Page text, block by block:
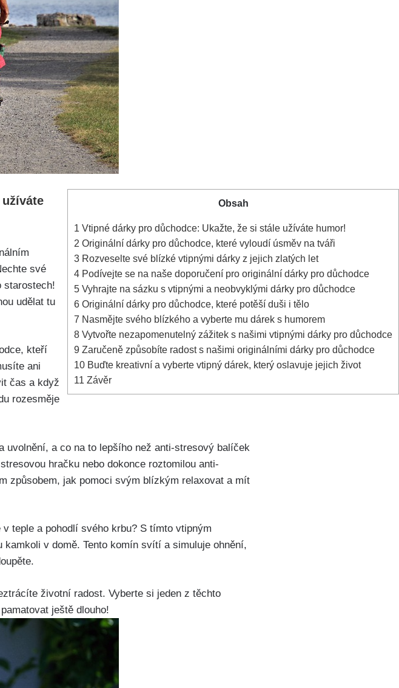
Obsah
1 Vtipné dárky pro důchodce: Ukažte, že si stále užíváte humor!
2 Originální dárky pro důchodce, které vyloudí úsměv na tváři
3 Rozveselte své blízké vtipnými dárky z jejich zlatých let
4 Podívejte se na naše doporučení pro originální dárky pro důchodce
5 Vyhrajte na sázku s vtipnými a neobvyklými dárky pro důchodce
6 Originální dárky pro důchodce, které potěší duši i tělo
7 Nasmějte svého blízkého a vyberte mu dárek s humorem
8 Vytvořte nezapomenutelný zážitek s našimi vtipnými dárky pro důchodce
9 Zaručeně způsobíte radost s našimi originálními dárky pro důchodce
10 Buďte kreativní a vyberte vtipný dárek, který oslavuje jejich život
11 Závěr
své
starostech!
udělat tu
kteří
ani
čas a když
rozesměje
uvolnění, a co na to lepšího než anti-stresový balíček
hračku nebo dokonce roztomilou anti-
způsobem, jak pomoci svým blízkým relaxovat a mít
teple a pohodlí svého krbu? S tímto vtipným
v domě. Tento komín svítí a simuluje ohnění,
životní radost. Vyberte si jeden z těchto
ještě dlouho!